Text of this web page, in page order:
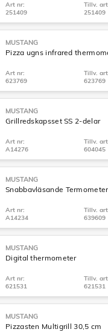
Art nr:
251409
Tillv.
251409
MUSTANG
Pizza ugns infrared
Art nr:
623769
Tillv.
623769
MUSTANG
Grillredskapsset SS 2-delar
Art nr:
A14276
Tillv.
604045
MUSTANG
Snabbavläsande Termometer
Art nr:
A14234
Tillv.
639609
MUSTANG
Digital thermometer
Art nr:
621531
Tillv.
621531
MUSTANG
Pizzasten Multigrill 30,5 cm